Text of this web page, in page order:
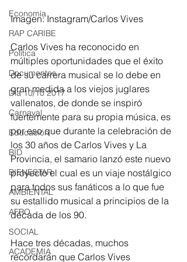
Economía
RAP CARIBE
Política
Documentos
Día 10/10 2017
Carnaval
Educación
BID
BIENESTAR
AMBIENTAL
AFRO
SOCIAL
ACADEMIA
Imagen: Instagram/Carlos Vives
Carlos Vives ha reconocido en
múltiples oportunidades que el éxito
de su carrera musical se lo debe en
gran medida a los viejos juglares
vallenatos, de donde se inspiró
fuertemente para su propia música, es
por eso que durante la celebración de
los 30 años de Carlos Vives y La
Provincia, el samario lanzó este nuevo
proyecto el cual es un viaje nostálgico
para todos sus fanáticos a lo que fue
su estallido musical a principios de la
década de los 90.
Hace tres décadas, muchos
recordarán que Carlos Vives